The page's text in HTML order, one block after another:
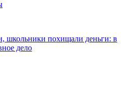
школьники похищали деньги: в
дело